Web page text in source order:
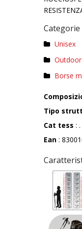
Categorie
Unisex
Outdoor
Borse
Tipo
Cat tess : .
Ean :